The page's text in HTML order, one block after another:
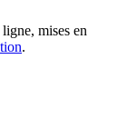
mises en
.